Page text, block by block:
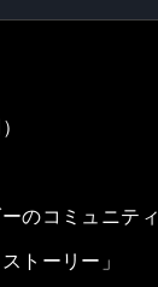
のコミュニティ
トーリー」